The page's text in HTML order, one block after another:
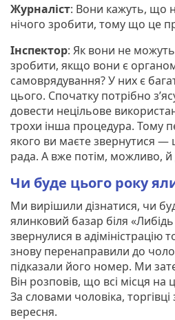
Журналіст: Вони кажуть, що
нічого зробити, тому що це
Інспектор: Як вони не можуть
зробити, якщо вони є
самоврядування? У них є
цього. Спочатку потрібно
довести нецільове
трохи інша процедура. Тому
якого ви маєте звернутися —
рада. А вже потім, можливо, й
Чи буде цього року
Ми вирішили дізнатися, чи
ялинковий базар біля
звернулися в адіміністрацію
знову перенаправили до
підказали його номер. Ми
Він розповів, що всі місця на
За словами чоловіка,
вересня.